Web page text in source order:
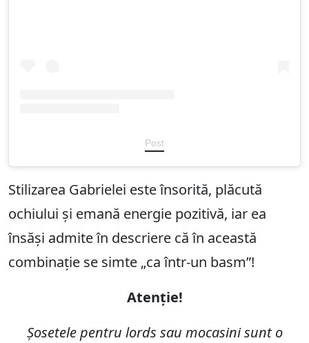
Post
Stilizarea Gabrielei este însorită, plăcută
ochiului și emană energie pozitivă, iar ea
însăși admite în descriere că în această
combinație se simte „ca într-un basm”!
Atenție!
Șosetele pentru lords sau mocasini sunt o